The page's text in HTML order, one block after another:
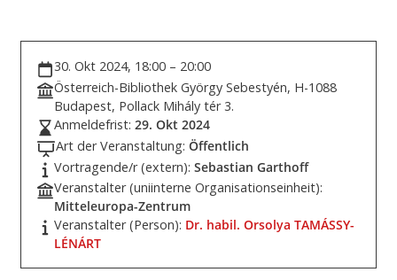
30. Okt 2024, 18:00 – 20:00
Österreich-Bibliothek György Sebestyén, H-1088
Budapest, Pollack Mihály tér 3.
Anmeldefrist: 29. Okt 2024
Art der Veranstaltung: Öffentlich
Vortragende/r (extern): Sebastian Garthoff
Veranstalter (uniinterne Organisationseinheit):
Mitteleuropa-Zentrum
Veranstalter (Person): Dr. habil. Orsolya TAMÁSSY-
LÉNÁRT